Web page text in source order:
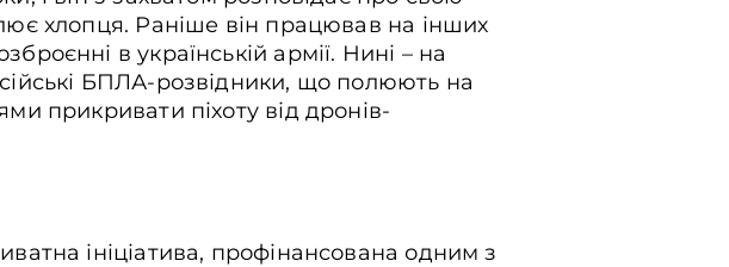
хлопця. Раніше він працював на інших
в українській армії. Нині – на
БПЛА-розвідники, що полюють на
прикривати піхоту від дронів-
ініціатива, профінансована одним з